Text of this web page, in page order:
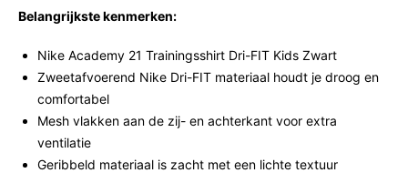
Belangrijkste kenmerken:
Nike Academy 21 Trainingsshirt Dri-FIT Kids Zwart
Zweetafvoerend Nike Dri-FIT materiaal houdt je droog en
comfortabel
Mesh vlakken aan de zij- en achterkant voor extra
ventilatie
Geribbeld materiaal is zacht met een lichte textuur